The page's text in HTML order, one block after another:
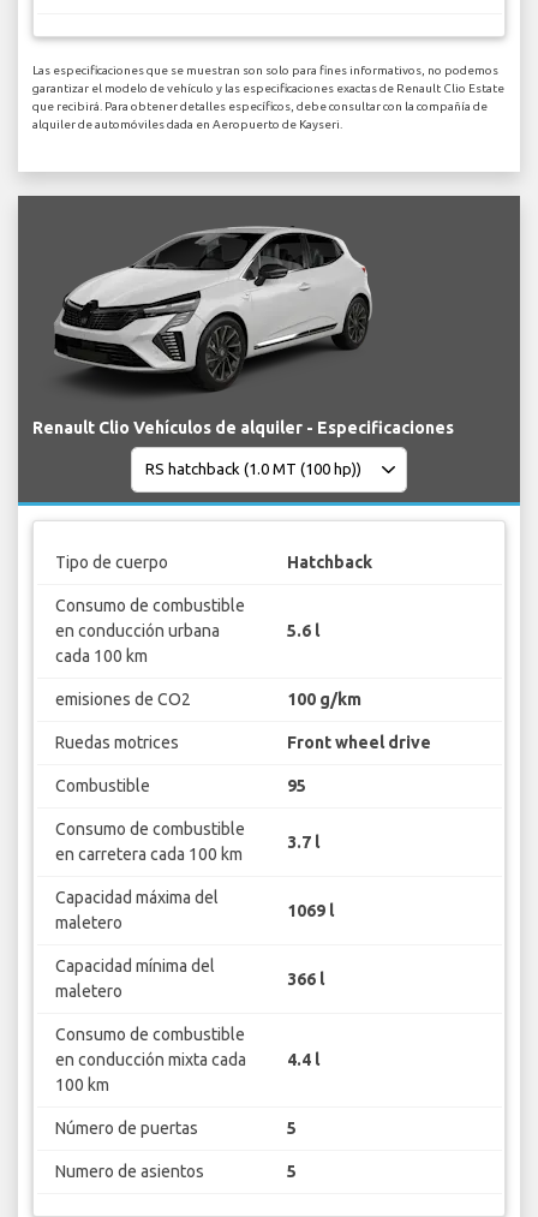
Las especificaciones que se muestran son solo para fines informativos, no podemos
garantizar el modelo de vehículo y las especificaciones exactas de Renault Clio Estate
que recibirá. Para obtener detalles específicos, debe consultar con la compañía de
alquiler de automóviles dada en Aeropuerto de Kayseri.
Renault Clio Vehículos de alquiler - Especificaciones
Tipo de cuerpo Hatchback
Consumo de combustible
en conducción urbana
cada 100 km
5.6 l
emisiones de CO2 100 g/km
Ruedas motrices Front wheel drive
Combustible 95
Consumo de combustible
en carretera cada 100 km
3.7 l
Capacidad máxima del
maletero
1069 l
Capacidad mínima del
maletero
366 l
Consumo de combustible
en conducción mixta cada
100 km
4.4 l
Número de puertas 5
Numero de asientos 5